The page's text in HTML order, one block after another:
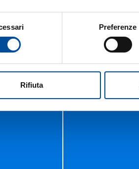
Preferenze
Rifiuta